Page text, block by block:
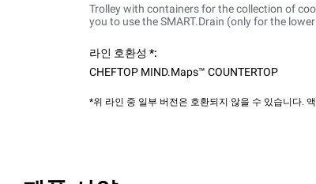
Trolley with containers for the collection of
you to use the SMART.Drain (only for the
라인 호환성 *:
CHEFTOP MIND.Maps™ COUNTERTOP
*위 라인 중 일부 버전은 호환되지 않을 수 있습니다.